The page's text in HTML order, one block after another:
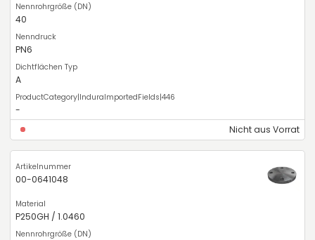
40
PN6
A
-
Nicht aus Vorrat
00-0641048
P250GH / 1.0460